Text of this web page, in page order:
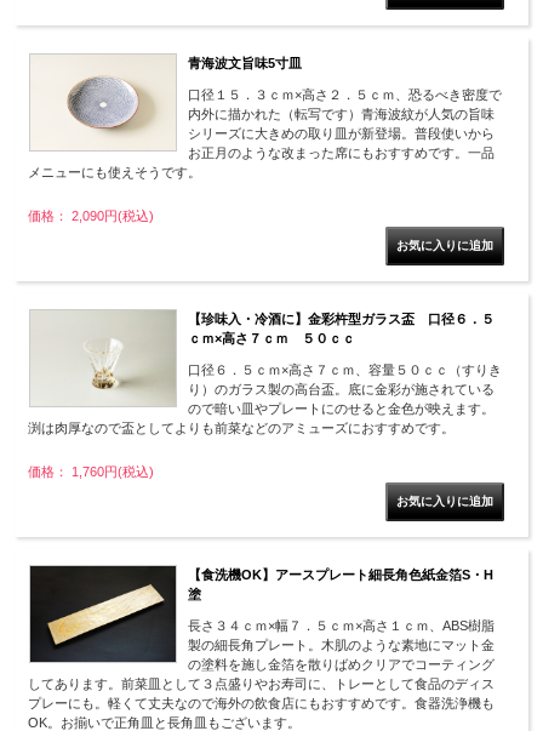
青海波文旨味5寸皿
口径１５．３ｃｍ×高さ２．５ｃｍ、恐るべき密度で
内外に描かれた（転写です）青海波紋が人気の旨味
シリーズに大きめの取り皿が新登場。普段使いから
お正月のような改まった席にもおすすめです。一品
メニューにも使えそうです。
価格： 2,090円(税込)
【珍味入・冷酒に】金彩杵型ガラス盃 口径６．５
ｃｍ×高さ７ｃｍ ５０ｃｃ
口径６．５ｃｍ×高さ７ｃｍ、容量５０ｃｃ（すりき
り）のガラス製の高台盃。底に金彩が施されている
ので暗い皿やプレートにのせると金色が映えます。
渕は肉厚なので盃としてよりも前菜などのアミューズにおすすめです。
価格： 1,760円(税込)
【食洗機OK】アースプレート細長角色紙金箔S・H
塗
長さ３４ｃｍ×幅７．５ｃｍ×高さ１ｃｍ、ABS樹脂
製の細長角プレート。木肌のような素地にマット金
の塗料を施し金箔を散りばめクリアでコーティング
してあります。前菜皿として３点盛りやお寿司に、トレーとして食品のディス
プレーにも。軽くて丈夫なので海外の飲食店にもおすすめです。食器洗浄機も
OK。お揃いで正角皿と長角皿もございます。